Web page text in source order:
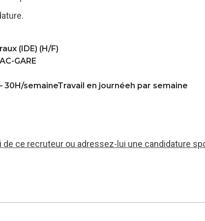
(IDE) (H/F)
GARE
30H/semaineTravail en journéeh par semaine
ce recruteur ou adressez-lui une candidature